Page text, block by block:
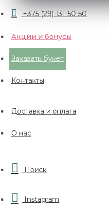
+375 (29) 131-50-50
Акции и бонусы
Заказать букет
Контакты
Доставка и оплата
О нас
Поиск
Instagram